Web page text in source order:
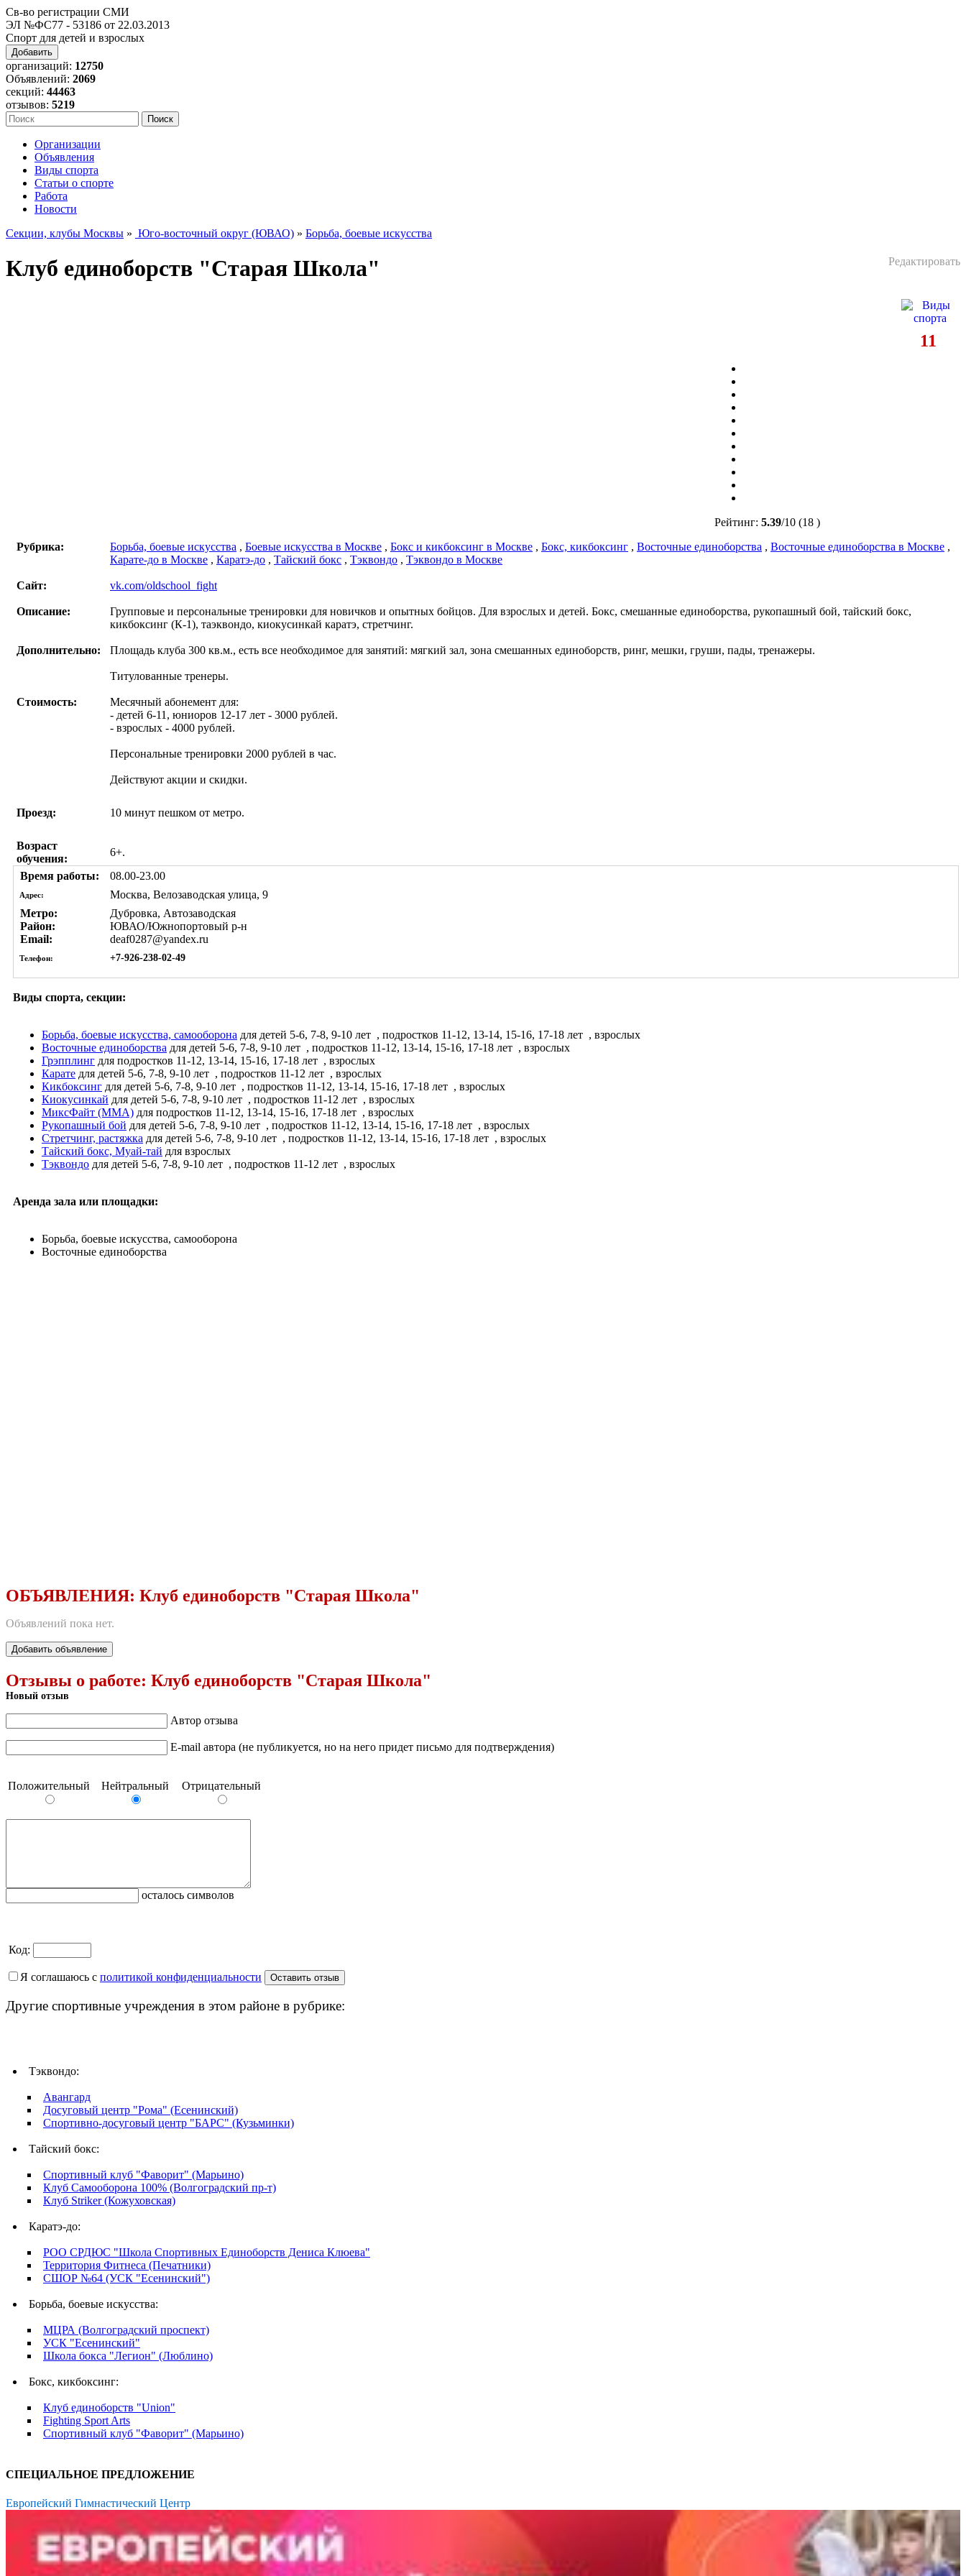
Св-во регистрации СМИ
ЭЛ №ФС77 - 53186 от 22.03.2013
Спорт для детей и взрослых
Добавить
организаций: 12750
Объявлений: 2069
секций: 44463
отзывов: 5219
Организации
Объявления
Виды спорта
Статьи о спорте
Работа
Новости
Секции, клубы Москвы » Юго-восточный округ (ЮВАО) » Борьба, боевые искусства
Редактировать
Клуб единоборств "Старая Школа"
11
Рейтинг: 5.39/10 (18 )
Рубрика:
Борьба, боевые искусства , Боевые искусства в Москве , Бокс и кикбоксинг в Москве , Бокс, кикбоксинг , Восточные единоборства , Восточные единоборства в Москве ,
Карате-до в Москве , Каратэ-до , Тайский бокс , Тэквондо , Тэквондо в Москве
Сайт: vk.com/oldschool_fight
Описание:
Групповые и персональные тренировки для новичков и опытных бойцов. Для взрослых и детей. Бокс, смешанные единоборства, рукопашный бой, тайский бокс,
кикбоксинг (К-1), таэквондо, киокусинкай каратэ, стретчинг.
Дополнительно: Площадь клуба 300 кв.м., есть все необходимое для занятий: мягкий зал, зона смешанных единоборств, ринг, мешки, груши, пады, тренажеры.
Титулованные тренеры.
Стоимость:
Месячный абонемент для:
- детей 6-11, юниоров 12-17 лет - 3000 рублей.
- взрослых - 4000 рублей.
Персональные тренировки 2000 рублей в час.
Действуют акции и скидки.
Проезд: 10 минут пешком от метро.
Возраст
обучения:
6+.
Время работы:
08.00-23.00
Адрес:
Москва, Велозаводская улица, 9
Метро:
Дубровка, Автозаводская
Район:
ЮВАО/Южнопортовый р-н
Email:
deaf0287@yandex.ru
Телефон: +7-926-238-02-49
Виды спорта, секции:
Борьба, боевые искусства, самооборона для детей 5-6, 7-8, 9-10 лет , подростков 11-12, 13-14, 15-16, 17-18 лет , взрослых
Восточные единоборства для детей 5-6, 7-8, 9-10 лет , подростков 11-12, 13-14, 15-16, 17-18 лет , взрослых
Грэпплинг для подростков 11-12, 13-14, 15-16, 17-18 лет , взрослых
Карате для детей 5-6, 7-8, 9-10 лет , подростков 11-12 лет , взрослых
Кикбоксинг для детей 5-6, 7-8, 9-10 лет , подростков 11-12, 13-14, 15-16, 17-18 лет , взрослых
Киокусинкай для детей 5-6, 7-8, 9-10 лет , подростков 11-12 лет , взрослых
МиксФайт (ММА) для подростков 11-12, 13-14, 15-16, 17-18 лет , взрослых
Рукопашный бой для детей 5-6, 7-8, 9-10 лет , подростков 11-12, 13-14, 15-16, 17-18 лет , взрослых
Стретчинг, растяжка для детей 5-6, 7-8, 9-10 лет , подростков 11-12, 13-14, 15-16, 17-18 лет , взрослых
Тайский бокс, Муай-тай для взрослых
Тэквондо для детей 5-6, 7-8, 9-10 лет , подростков 11-12 лет , взрослых
Аренда зала или площадки:
Борьба, боевые искусства, самооборона
Восточные единоборства
ОБЪЯВЛЕНИЯ: Клуб единоборств "Старая Школа"
Объявлений пока нет.
Добавить объявление
Отзывы о работе: Клуб единоборств "Старая Школа"
Новый отзыв
Автор отзыва
E-mail автора (не публикуется, но на него придет письмо для подтверждения)
Положительный Нейтральный Отрицательный
осталось символов
Код:
Я соглашаюсь с политикой конфиденциальности
Другие спортивные учреждения в этом районе в рубрике:
Тэквондо:
Авангард
Досуговый центр "Рома" (Есенинский)
Спортивно-досуговый центр "БАРС" (Кузьминки)
Тайский бокс:
Спортивный клуб "Фаворит" (Марьино)
Клуб Самооборона 100% (Волгоградский пр-т)
Клуб Striker (Кожуховская)
Каратэ-до:
РОО СРДЮС "Школа Спортивных Единоборств Дениса Клюева"
Территория Фитнеса (Печатники)
СШОР №64 (УСК "Есенинский")
Борьба, боевые искусства:
МЦРА (Волгоградский проспект)
УСК "Есенинский"
Школа бокса "Легион" (Люблино)
Бокс, кикбоксинг:
Клуб единоборств "Union"
Fighting Sport Arts
Спортивный клуб "Фаворит" (Марьино)
СПЕЦИАЛЬНОЕ ПРЕДЛОЖЕНИЕ
Европейский Гимнастический Центр